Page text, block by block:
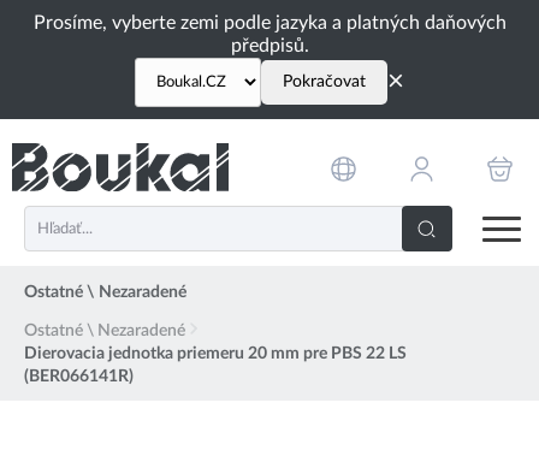
Prosíme, vyberte zemi podle jazyka a platných daňových
předpisů.
Pokračovat ×
Ostatné \ Nezaradené
Ostatné \ Nezaradené
Dierovacia jednotka priemeru 20 mm pre PBS 22 LS
(BER066141R)